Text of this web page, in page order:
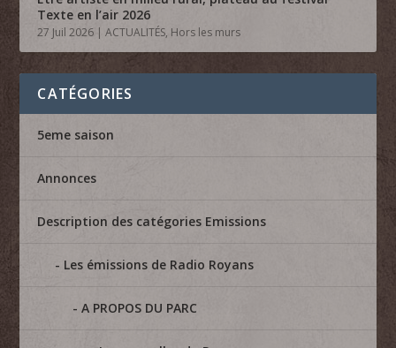
Texte en l’air 2026
27 Juil 2026 |ACTUALITÉS, Hors les murs
CATÉGORIES
5eme saison
Annonces
Description des catégories Emissions
Les émissions de Radio Royans
A PROPOS DU PARC